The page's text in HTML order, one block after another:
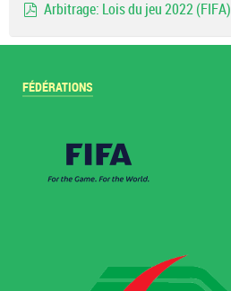
Arbitrage: Lois du jeu 2022 (FIFA)
FÉDÉRATIONS